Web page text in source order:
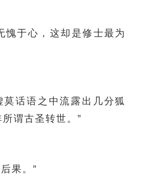
愧于心，这却是修士最为
话语之中流露出几分狐
谓古圣转世。”
果。”